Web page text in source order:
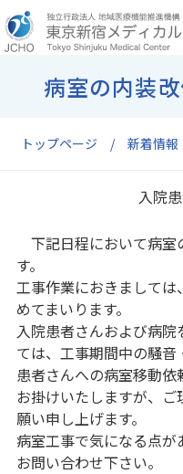
トップページ 新着情報
病室の内装
入院
下記日程において病室
す。
工事作業におきまして
めてまいります。
入院患者さんおよび病
ては、工事期間中の騒
患者さんへの病室移動
お掛けいたしますが、
願い申し上げます。
病室工事で気になる点
お問い合わせ下さい。